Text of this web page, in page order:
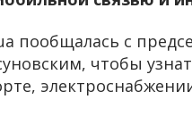
пообщалась с
чтобы